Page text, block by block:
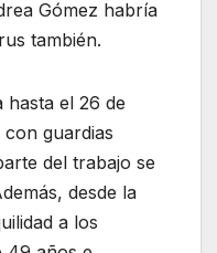
Gómez habría
también.
hasta el 26 de
guardias
del trabajo se
desde la
a los